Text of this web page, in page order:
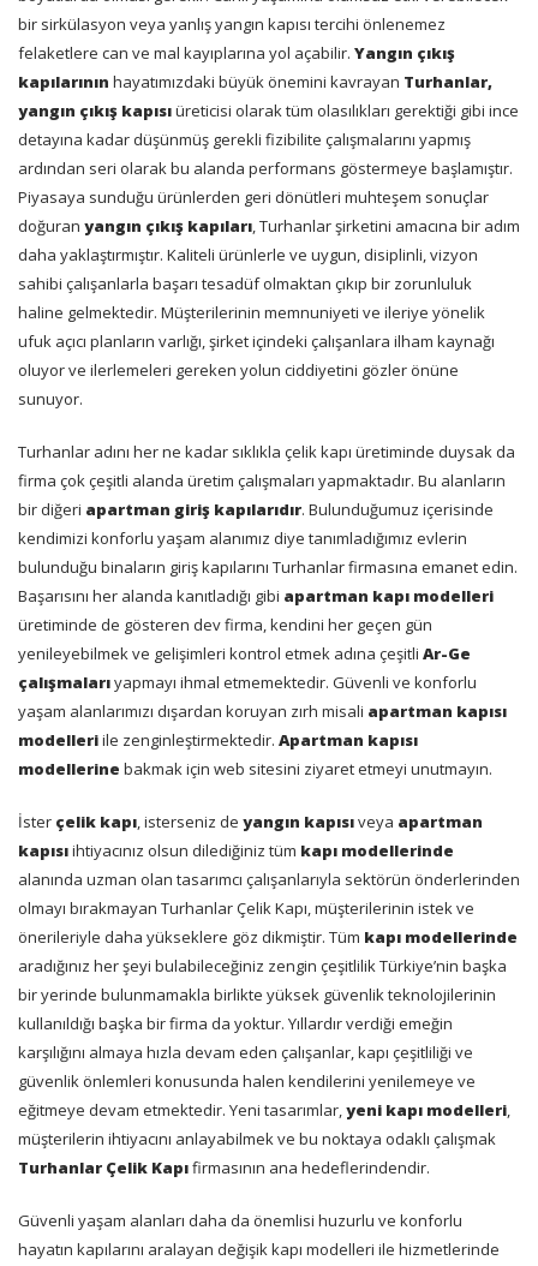
bir sirkülasyon veya yanlış yangın kapısı tercihi önlenemez
felaketlere can ve mal kayıplarına yol açabilir. Yangın çıkış
kapılarının hayatımızdaki büyük önemini kavrayan Turhanlar,
yangın çıkış kapısıüreticisi olarak tüm olasılıkları gerektiği gibi ince
detayına kadar düşünmüş gerekli fizibilite çalışmalarını yapmış
ardından seri olarak bu alanda performans göstermeye başlamıştır.
Piyasaya sunduğu ürünlerden geri dönütleri muhteşem sonuçlar
doğuran yangın çıkış kapıları, Turhanlar şirketini amacına bir adım
daha yaklaştırmıştır. Kaliteli ürünlerle ve uygun, disiplinli, vizyon
sahibi çalışanlarla başarı tesadüf olmaktan çıkıp bir zorunluluk
haline gelmektedir. Müşterilerinin memnuniyeti ve ileriye yönelik
ufuk açıcı planların varlığı, şirket içindeki çalışanlara ilham kaynağı
oluyor ve ilerlemeleri gereken yolun ciddiyetini gözler önüne
sunuyor.
Turhanlar adını her ne kadar sıklıkla çelik kapı üretiminde duysak da
firma çok çeşitli alanda üretim çalışmaları yapmaktadır. Bu alanların
bir diğeri apartman giriş kapılarıdır. Bulunduğumuz içerisinde
kendimizi konforlu yaşam alanımız diye tanımladığımız evlerin
bulunduğu binaların giriş kapılarını Turhanlar firmasına emanet edin.
Başarısını her alanda kanıtladığı gibi apartman kapı modelleri
üretiminde de gösteren dev firma, kendini her geçen gün
yenileyebilmek ve gelişimleri kontrol etmek adına çeşitli Ar-Ge
çalışmalarıyapmayı ihmal etmemektedir. Güvenli ve konforlu
yaşam alanlarımızı dışardan koruyan zırh misali apartman kapısı
modelleriile zenginleştirmektedir. Apartman kapısı
modellerine bakmak için web sitesini ziyaret etmeyi unutmayın.
İster çelik kapı, isterseniz de yangın kapısıveya apartman
kapısıihtiyacınız olsun dilediğiniz tüm kapı modellerinde
alanında uzman olan tasarımcı çalışanlarıyla sektörün önderlerinden
olmayı bırakmayan Turhanlar Çelik Kapı, müşterilerinin istek ve
önerileriyle daha yükseklere göz dikmiştir. Tüm kapı modellerinde
aradığınız her şeyi bulabileceğiniz zengin çeşitlilik Türkiye’nin başka
bir yerinde bulunmamakla birlikte yüksek güvenlik teknolojilerinin
kullanıldığı başka bir firma da yoktur. Yıllardır verdiği emeğin
karşılığını almaya hızla devam eden çalışanlar, kapı çeşitliliği ve
güvenlik önlemleri konusunda halen kendilerini yenilemeye ve
eğitmeye devam etmektedir. Yeni tasarımlar,yeni kapı modelleri,
müşterilerin ihtiyacını anlayabilmek ve bu noktaya odaklı çalışmak
Turhanlar Çelik Kapıfirmasının ana hedeflerindendir.
Güvenli yaşam alanları daha da önemlisi huzurlu ve konforlu
hayatın kapılarını aralayan değişik kapı modelleri ile hizmetlerinde